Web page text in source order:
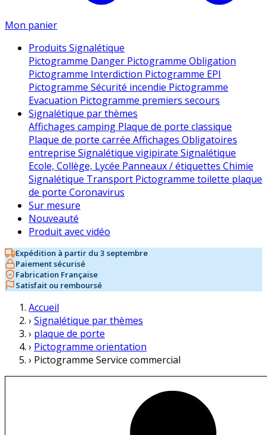
Mon panier
Produits Signalétique
Pictogramme Danger Pictogramme Obligation
Pictogramme Interdiction Pictogramme EPI
Pictogramme Sécurité incendie Pictogramme
Evacuation Pictogramme premiers secours
Signalétique par thèmes
Affichages camping Plaque de porte classique
Plaque de porte carrée Affichages Obligatoires
entreprise Signalétique vigipirate Signalétique
Ecole, Collège, Lycée Panneaux / étiquettes Chimie
Signalétique Transport Pictogramme toilette plaque
de porte Coronavirus
Sur mesure
Nouveauté
Produit avec vidéo
Expédition à partir du 3 septembre
Paiement sécurisé
Fabrication Française
Satisfait ou remboursé
Accueil
› Signalétique par thèmes
› plaque de porte
› Pictogramme orientation
› Pictogramme Service commercial